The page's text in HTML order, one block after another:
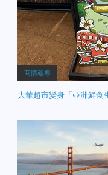
商情報導
大華超市變身「亞洲鮮食